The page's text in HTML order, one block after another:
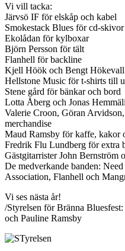
Vi vill tacka:
Järvsö IF för elskåp och kabel
Smokestack Blues för cd-
Ekolådan för kylboxar
Björn Persson för tält
Flanhell för backline
Kjell Höök och Bengt
Hellstone Music för t-shirts till
Stene gård för bänkar och bord
Lotta Åberg och Jonas
Valerie Croon, Göran
merchandise
Maud Ramsby för kaffe, kakor
Fredrik Flu Lundberg för extra
Gästgitarrister John Bernström
De medverkande banden:
Association, Flanhell och
Vi ses nästa år!
/Styrelsen för Bränna
och Pauline Ramsby